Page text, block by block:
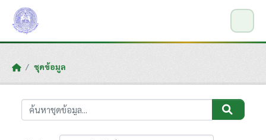
Skip to main content
ชุดข้อมูล